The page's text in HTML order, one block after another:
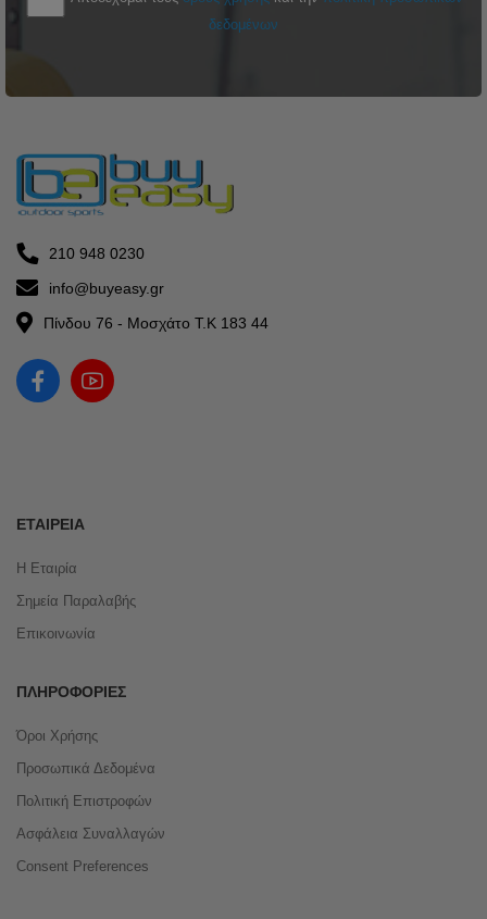
δεδομένων
210 948 0230
info@buyeasy.gr
Πίνδου 76 - Μοσχάτο Τ.Κ 183 44
ΕΤΑΙΡΕΊΑ
Η Εταιρία
Σημεία Παραλαβής
Επικοινωνία
ΠΛΗΡΟΦΟΡΊΕΣ
Όροι Χρήσης
Προσωπικά Δεδομένα
Πολιτική Επιστροφών
Ασφάλεια Συναλλαγών
Consent Preferences